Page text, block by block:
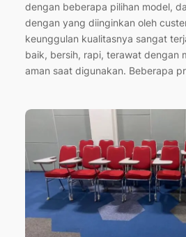
dengan beberapa pilihan model,
dengan yang diinginkan oleh
keunggulan kualitasnya sangat
baik, bersih, rapi, terawat dengan
aman saat digunakan. Beberapa